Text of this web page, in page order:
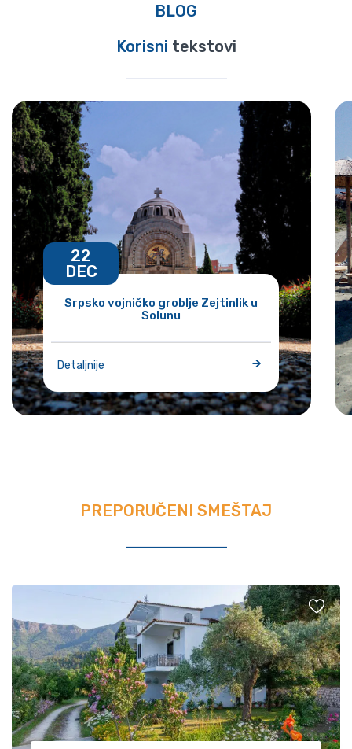
BLOG
Korisni tekstovi
Srpsko vojničko groblje Zejtinlik u
Solunu
Detaljnije
22
DEC
PREPORUČENI SMEŠTAJ